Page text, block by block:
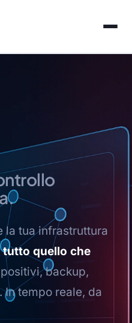
la tua infrastruttura
tutto quello che
backup,
tempo reale, da